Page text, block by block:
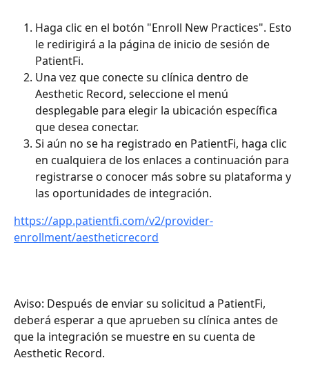
Haga clic en el botón "Enroll New Practices". Esto
le redirigirá a la página de inicio de sesión de
PatientFi.
Una vez que conecte su clínica dentro de
Aesthetic Record, seleccione el menú
desplegable para elegir la ubicación específica
que desea conectar.
Si aún no se ha registrado en PatientFi, haga clic
en cualquiera de los enlaces a continuación para
registrarse o conocer más sobre su plataforma y
las oportunidades de integración.
https://app.patientfi.com/v2/provider-
enrollment/aestheticrecord
Aviso: Después de enviar su solicitud a PatientFi,
deberá esperar a que aprueben su clínica antes de
que la integración se muestre en su cuenta de
Aesthetic Record.